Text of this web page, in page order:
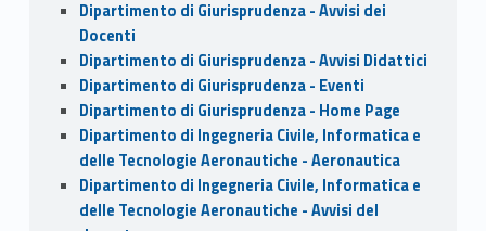
Dipartimento di Giurisprudenza - Avvisi dei
Docenti
Dipartimento di Giurisprudenza - Avvisi Didattici
Dipartimento di Giurisprudenza - Eventi
Dipartimento di Giurisprudenza - Home Page
Dipartimento di Ingegneria Civile, Informatica e
delle Tecnologie Aeronautiche - Aeronautica
Dipartimento di Ingegneria Civile, Informatica e
delle Tecnologie Aeronautiche - Avvisi del